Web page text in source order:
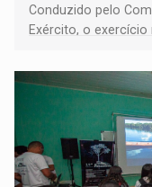
Conduzido pelo
Exército, o